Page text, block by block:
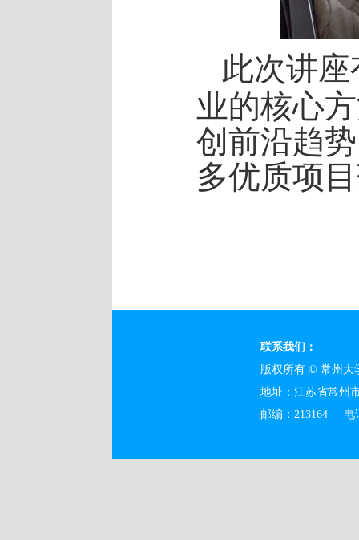
此次讲
业的核心
创前沿趋
多优质项
联系我们：
版权所有 © 常州大
地址：江苏省常州
邮编：213164 电